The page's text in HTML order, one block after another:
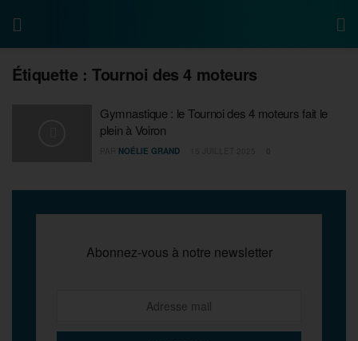
Étiquette :Tournoi des 4 moteurs
Gymnastique : le Tournoi des 4 moteurs fait le
plein à Voiron
NOÉLIE GRAND
Abonnez-vous à notre newsletter